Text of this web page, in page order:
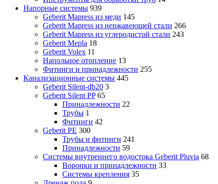
Напорные системы 939
Geberit Mapress из меди 145
Geberit Mapress из нержавеющей стали 266
Geberit Mapress из углеродистой стали 243
Geberit Mepla 18
Geberit Volex 11
Напольное отопление 13
Фитинги и принадлежности 255
Канализационные системы 445
Geberit Silent-db20 3
Geberit Silent PP 65
Принадлежности 22
Трубы 1
Фитинги 42
Geberit PE 300
Трубы и фитинги 241
Принадлежности 59
Системы внутреннего водостока Geberit Pluvia 68
Воронки и принадлежности 33
Системы крепления 35